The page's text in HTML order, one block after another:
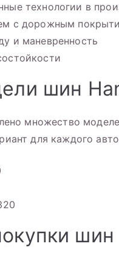
технологии в
с дорожным
и маневренность
шин
множество
для каждого
шин